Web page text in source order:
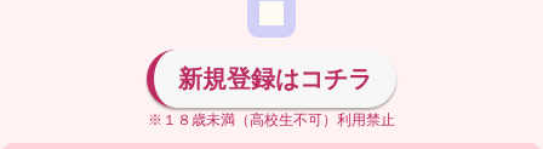
新規登録はコチラ
※１８歳未満（高校生不可）利用禁止